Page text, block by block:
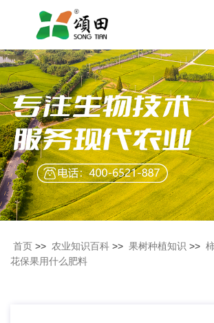
首页 >> 农业知识百科 >> 果树种植知识 >>
花保果用什么肥料